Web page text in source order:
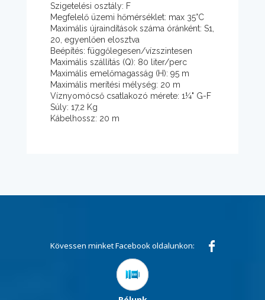
Szigetelési osztály: F
Megfelelő üzemi hőmérséklet: max 35°C
Maximális újraindítások száma óránként: S1,
20, egyenlően elosztva
Beépítés: függőlegesen/vízszintesen
Maximális szállítás (Q): 80 liter/perc
Maximális emelőmagasság (H): 95 m
Maximális merítési mélység: 20 m
Víznyomócső csatlakozó mérete: 1¼" G-F
Súly: 17,2 Kg
Kábelhossz: 20 m
Kövessen minket Facebook oldalunkon: